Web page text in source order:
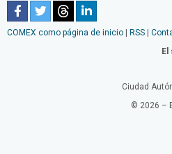
COMEX como página de inicio | RSS |
El
Ciudad
© 2026 –